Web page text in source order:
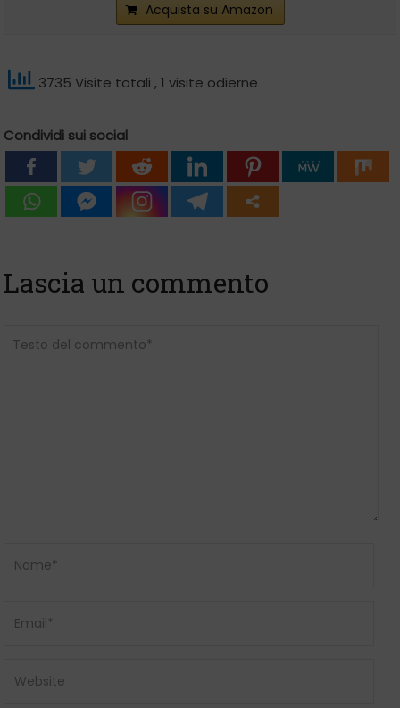
Acquista su Amazon
3735 Visite totali , 1 visite odierne
Condividi sui social
Lascia un commento